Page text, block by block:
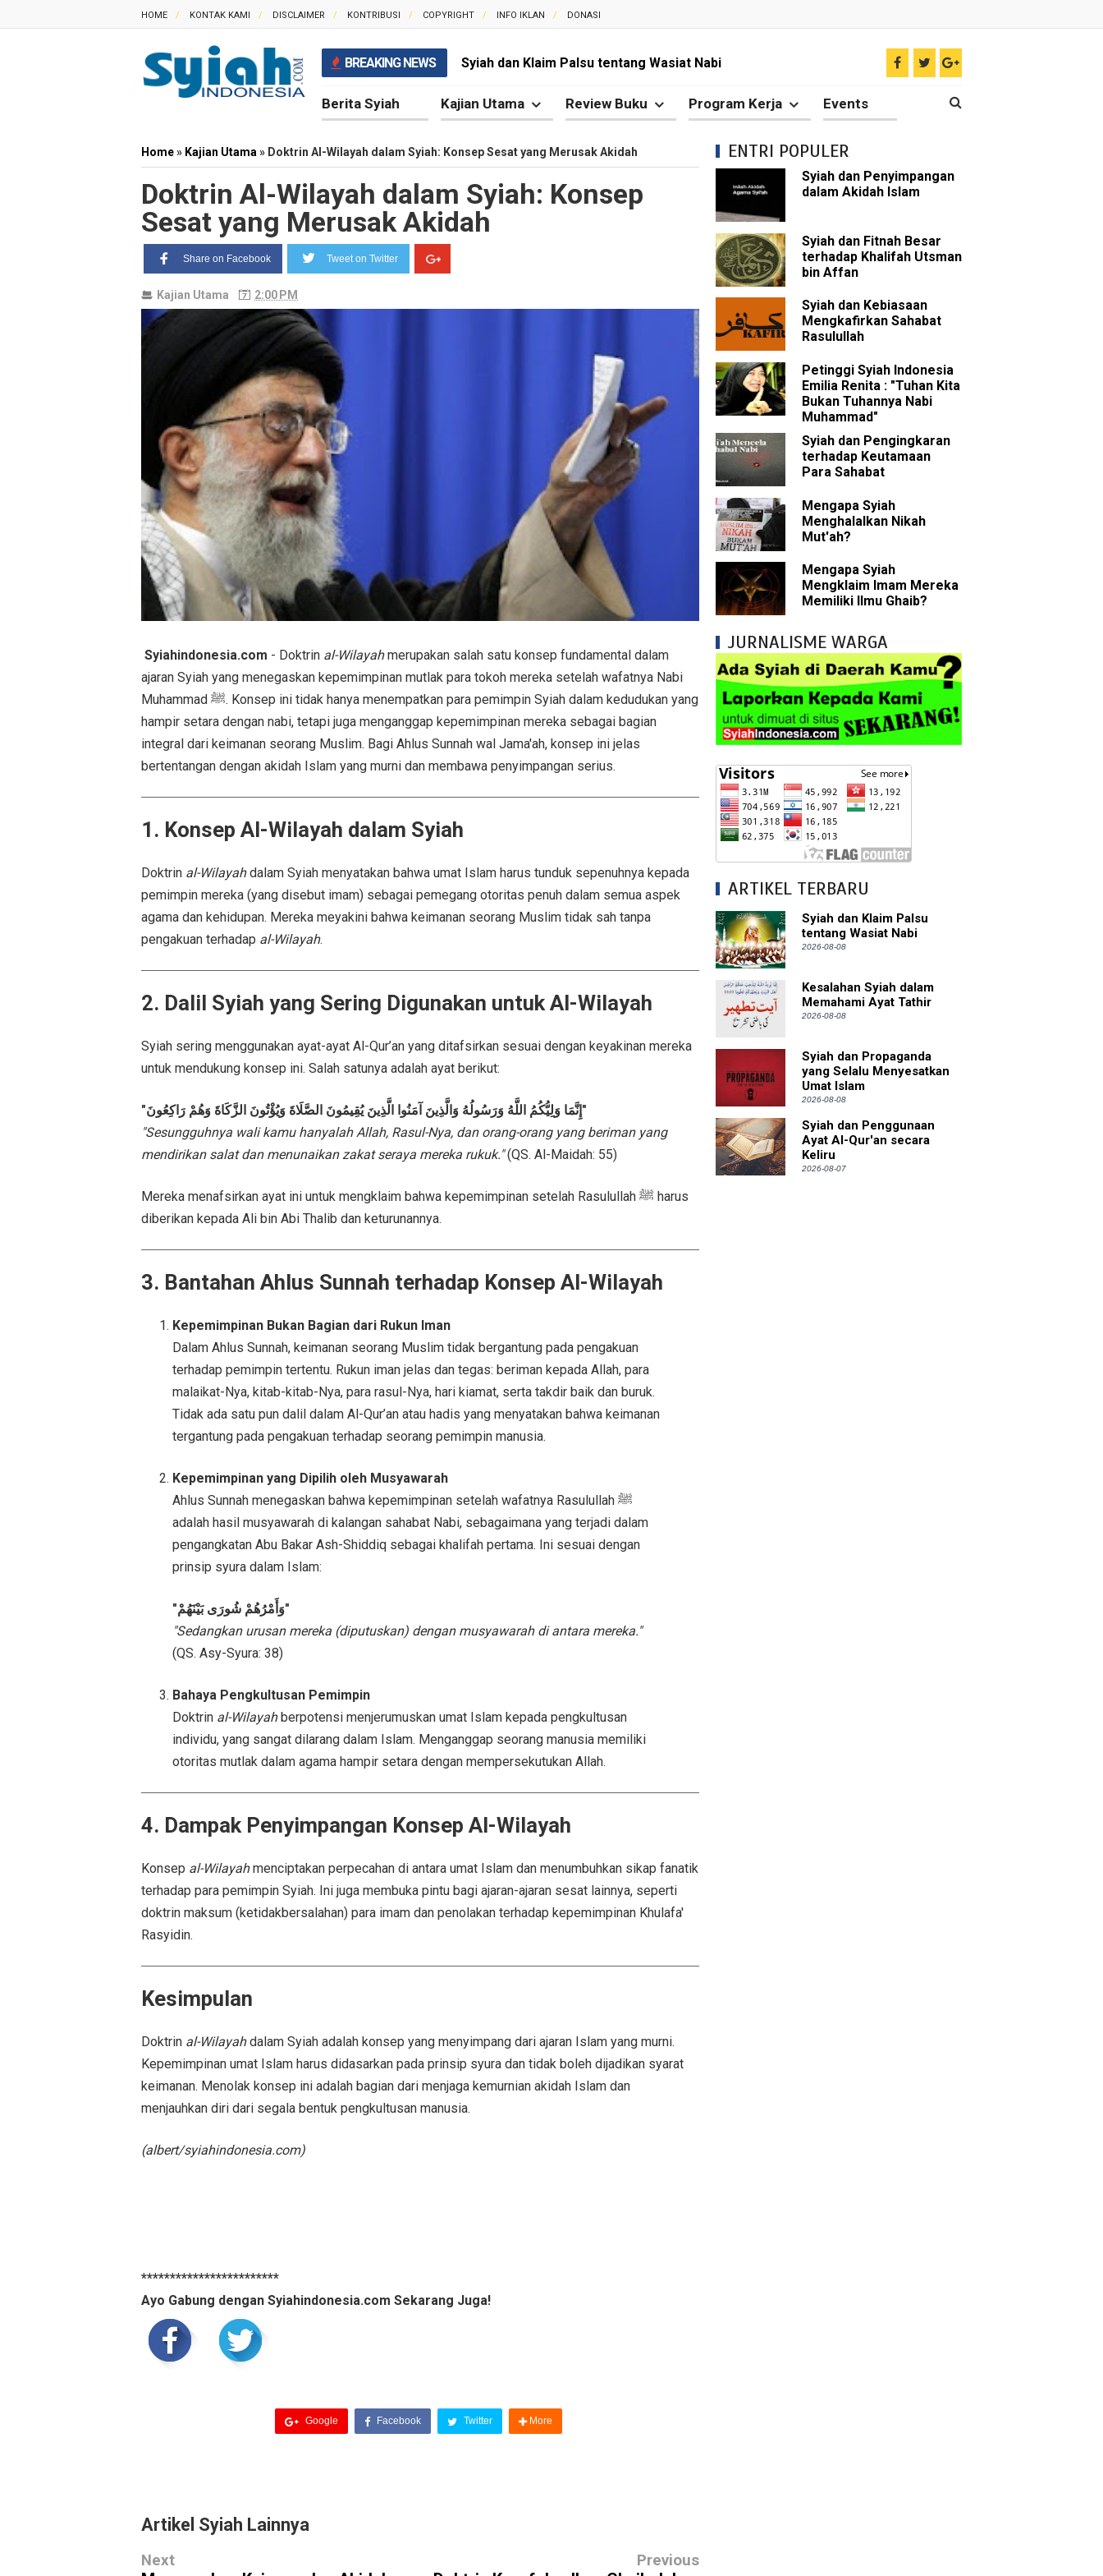
HOME KONTAK KAMI DISCLAIMER KONTRIBUSI COPYRIGHT INFO IKLAN DONASI
BREAKING NEWS Syiah dan Klaim Palsu tentang Wasiat Nabi
Kesalahan Syiah dalam Memahami Ayat Tathir
Syiah dan Penggunaan Ayat Al-Qur'an secara Keliru
Kesalahan Besar Syiah dalam Menafsirkan Dalil tentang Ahlul Bait
Syiah dan Kebencian terhadap Khalifah yang Diakui oleh Islam
Syiah dan Pengingkaran terhadap Keutamaan Para Sahabat
Mengapa Syiah Mengklaim Imam Mereka Memiliki Ilmu Ghaib?
Mengapa Syiah Menganggap Semua Sahabat Nabi Pengkhianat?
Syiah dan Kebiasaan Mengkafirkan Sahabat Rasulullah
Kesalahan Syiah dalam Menyikapi Peran Sahabat Nabi
Syiah dan Pengingkaran terhadap Hadis Shahih Sunni
Syiah dan Fitnah Besar terhadap Khalifah Utsman bin Affan
Mengapa Syiah Menghalalkan Nikah Mut'ah?
Syiah dan Penyelewengan dalam Pemahaman tentang Khalifah
Syiah dan Penyimpangan dalam Akidah Islam
Syiah dan Konsep Imamah yang Tidak Masuk Akal dalam Islam
Syiah dan Ketidakkonsistenan dalam Konsep Mahdi
Syiah dan Kedustaan tentang Hak Kekhalifahan
Berita Syiah Kajian Utama Review Buku Program Kerja Events
Home» Kajian Utama » Doktrin Al-Wilayah dalam Syiah: Konsep Sesat yang Merusak Akidah
Doktrin Al-Wilayah dalam Syiah: Konsep
Sesat yang Merusak Akidah
Share on Facebook Tweet on Twitter
Kajian Utama 2:00 PM
Syiahindonesia.com - Doktrin al-Wilayahmerupakan salah satu konsep fundamental dalam
ajaran Syiah yang menegaskan kepemimpinan mutlak para tokoh mereka setelah wafatnya Nabi
Muhammad ﷺ. Konsep ini tidak hanya menempatkan para pemimpin Syiah dalam kedudukan yang
hampir setara dengan nabi, tetapi juga menganggap kepemimpinan mereka sebagai bagian
integral dari keimanan seorang Muslim. Bagi Ahlus Sunnah wal Jama'ah, konsep ini jelas
bertentangan dengan akidah Islam yang murni dan membawa penyimpangan serius.
1. Konsep Al-Wilayah dalam Syiah
Doktrin al-Wilayahdalam Syiah menyatakan bahwa umat Islam harus tunduk sepenuhnya kepada
pemimpin mereka (yang disebut imam) sebagai pemegang otoritas penuh dalam semua aspek
agama dan kehidupan. Mereka meyakini bahwa keimanan seorang Muslim tidak sah tanpa
pengakuan terhadap al-Wilayah.
2. Dalil Syiah yang Sering Digunakan untuk Al-Wilayah
Syiah sering menggunakan ayat-ayat Al-Qur’an yang ditafsirkan sesuai dengan keyakinan mereka
untuk mendukung konsep ini. Salah satunya adalah ayat berikut:
"إِنَّمَا وَلِيُّكُمُ اللَّهُ وَرَسُولُهُ وَالَّذِينَ آمَنُوا الَّذِينَ يُقِيمُونَ الصَّلَاةَ وَيُؤْتُونَ الزَّكَاةَ وَهُمْ رَاكِعُونَ"
"Sesungguhnya wali kamu hanyalah Allah, Rasul-Nya, dan orang-orang yang beriman yang
mendirikan salat dan menunaikan zakat seraya mereka rukuk."(QS. Al-Maidah: 55)
Mereka menafsirkan ayat ini untuk mengklaim bahwa kepemimpinan setelah Rasulullah ﷺ harus
diberikan kepada Ali bin Abi Thalib dan keturunannya.
3. Bantahan Ahlus Sunnah terhadap Konsep Al-Wilayah
Kepemimpinan Bukan Bagian dari Rukun Iman
Dalam Ahlus Sunnah, keimanan seorang Muslim tidak bergantung pada pengakuan
terhadap pemimpin tertentu. Rukun iman jelas dan tegas: beriman kepada Allah, para
malaikat-Nya, kitab-kitab-Nya, para rasul-Nya, hari kiamat, serta takdir baik dan buruk.
Tidak ada satu pun dalil dalam Al-Qur’an atau hadis yang menyatakan bahwa keimanan
tergantung pada pengakuan terhadap seorang pemimpin manusia.
Kepemimpinan yang Dipilih oleh Musyawarah
Ahlus Sunnah menegaskan bahwa kepemimpinan setelah wafatnya Rasulullah ﷺ
adalah hasil musyawarah di kalangan sahabat Nabi, sebagaimana yang terjadi dalam
pengangkatan Abu Bakar Ash-Shiddiq sebagai khalifah pertama. Ini sesuai dengan
prinsip syura dalam Islam:
"وَأَمْرُهُمْ شُورَى بَيْنَهُمْ"
"Sedangkan urusan mereka (diputuskan) dengan musyawarah di antara mereka."
(QS. Asy-Syura: 38)
Bahaya Pengkultusan Pemimpin
Doktrin al-Wilayahberpotensi menjerumuskan umat Islam kepada pengkultusan
individu, yang sangat dilarang dalam Islam. Menganggap seorang manusia memiliki
otoritas mutlak dalam agama hampir setara dengan mempersekutukan Allah.
4. Dampak Penyimpangan Konsep Al-Wilayah
Konsep al-Wilayahmenciptakan perpecahan di antara umat Islam dan menumbuhkan sikap fanatik
terhadap para pemimpin Syiah. Ini juga membuka pintu bagi ajaran-ajaran sesat lainnya, seperti
doktrin maksum (ketidakbersalahan) para imam dan penolakan terhadap kepemimpinan Khulafa'
Rasyidin.
Kesimpulan
Doktrin al-Wilayahdalam Syiah adalah konsep yang menyimpang dari ajaran Islam yang murni.
Kepemimpinan umat Islam harus didasarkan pada prinsip syura dan tidak boleh dijadikan syarat
keimanan. Menolak konsep ini adalah bagian dari menjaga kemurnian akidah Islam dan
menjauhkan diri dari segala bentuk pengkultusan manusia.
(albert/syiahindonesia.com)
************************
Ayo Gabung dengan Syiahindonesia.com Sekarang Juga!
Google Facebook Twitter More
Artikel Syiah Lainnya
Next Previous
ENTRI POPULER
Syiah dan Penyimpangan
dalam Akidah Islam
Syiah dan Fitnah Besar
terhadap Khalifah Utsman
bin Affan
Syiah dan Kebiasaan
Mengkafirkan Sahabat
Rasulullah
Petinggi Syiah Indonesia
Emilia Renita : "Tuhan Kita
Bukan Tuhannya Nabi
Muhammad"
Syiah dan Pengingkaran
terhadap Keutamaan
Para Sahabat
Mengapa Syiah
Menghalalkan Nikah
Mut'ah?
Mengapa Syiah
Mengklaim Imam Mereka
Memiliki Ilmu Ghaib?
JURNALISME WARGA
ARTIKEL TERBARU
Syiah dan Klaim Palsu
tentang Wasiat Nabi
2026-08-08
Kesalahan Syiah dalam
Memahami Ayat Tathir
2026-08-08
Syiah dan Propaganda
yang Selalu Menyesatkan
Umat Islam
2026-08-08
Syiah dan Penggunaan
Ayat Al-Qur'an secara
Keliru
2026-08-07